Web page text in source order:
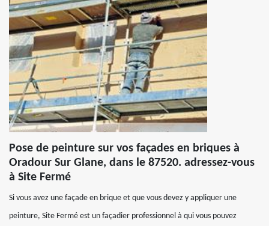
Pose de peinture sur vos façades en briques à
Oradour Sur Glane, dans le 87520. adressez-vous
à Site Fermé
Si vous avez une façade en brique et que vous devez y appliquer une
peinture, Site Fermé est un façadier professionnel à qui vous pouvez